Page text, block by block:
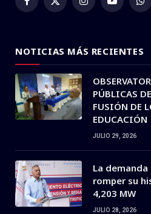
Facebook
X
InstagramYouTube
NOTICIAS MÁS RECIENTES
PÚBLICAS
FUSIÓN DE
EDUCACIÓN
JULIO 29, 2026
La
romper su
4,203 MW
JULIO 28, 2026